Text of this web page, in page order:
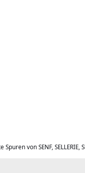
von SENF, SELLERIE,